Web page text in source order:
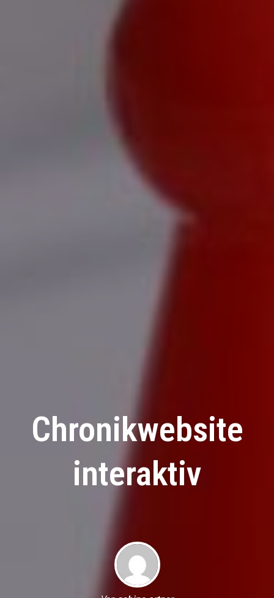
Chronikwebsite
interaktiv